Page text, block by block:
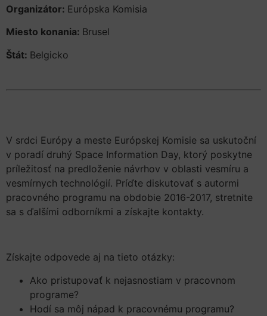
Organizátor: Európska Komisia
Miesto konania: Brusel
Štát: Belgicko
V srdci Európy a meste Európskej Komisie sa uskutoční
v poradí druhý Space Information Day, ktorý poskytne
príležitosť na predloženie návrhov v oblasti vesmíru a
vesmírnych technológií. Príďte diskutovať s autormi
pracovného programu na obdobie 2016-2017, stretnite
sa s ďalšími odborníkmi a získajte kontakty.
Získajte odpovede aj na tieto otázky:
Ako pristupovať k nejasnostiam v pracovnom
programe?
Hodí sa môj nápad k pracovnému programu?